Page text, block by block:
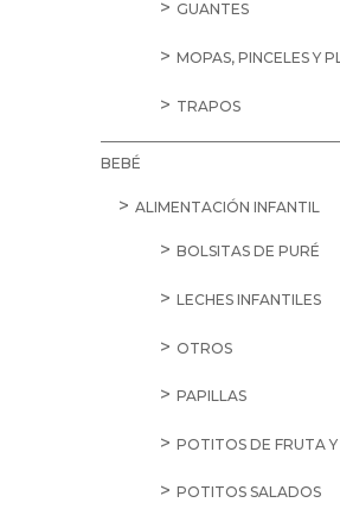
GUANTES
MOPAS, PINCELES Y
TRAPOS
BEBÉ
ALIMENTACIÓN INFANTIL
BOLSITAS DE PURÉ
LECHES INFANTILES
OTROS
PAPILLAS
POTITOS DE FRUTA Y
POTITOS SALADOS